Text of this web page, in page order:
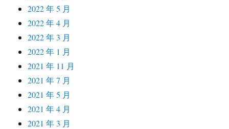
2022 年 5 月
2022 年 4 月
2022 年 3 月
2022 年 1 月
2021 年 11 月
2021 年 7 月
2021 年 5 月
2021 年 4 月
2021 年 3 月